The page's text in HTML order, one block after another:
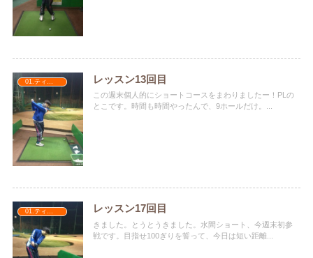
レッスン13回目
この週末個人的にショートコースをまわりましたー！PLの
とこです。時間も時間やったんで、9ホールだけ。...
レッスン17回目
きました。とうとうきました。水間ショート、今週末初参
戦です。目指せ100ぎりを誓って、今日は短い距離...